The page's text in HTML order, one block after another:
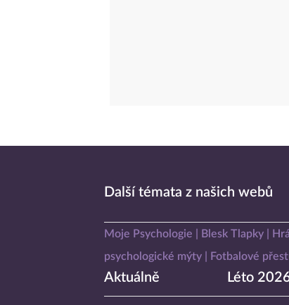
Další témata z našich webů
Moje Psychologie Blesk Tlapky
psychologické mýty
Fotbalové
Aktuálně Léto